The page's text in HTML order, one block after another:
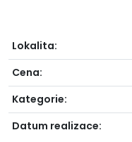
Lokalita:
Cena:
Kategorie:
Datum realizace: